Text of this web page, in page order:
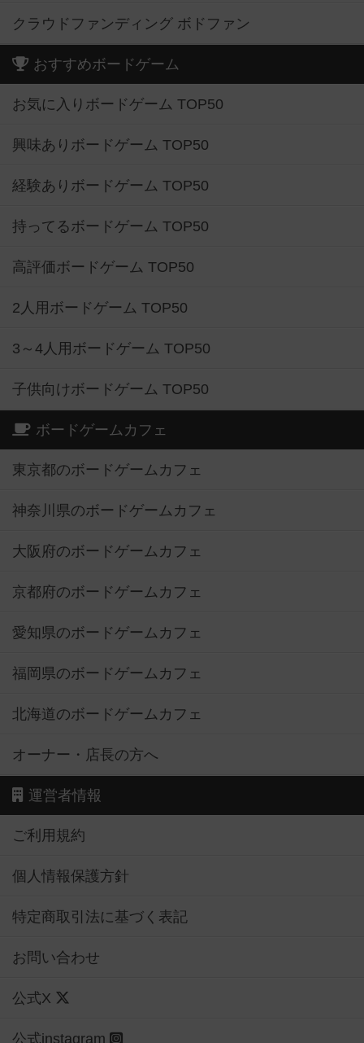
クラウドファンディング ボドファン
おすすめボードゲーム
お気に入りボードゲーム TOP50
興味ありボードゲーム TOP50
経験ありボードゲーム TOP50
持ってるボードゲーム TOP50
高評価ボードゲーム TOP50
2人用ボードゲーム TOP50
3～4人用ボードゲーム TOP50
子供向けボードゲーム TOP50
ボードゲームカフェ
東京都のボードゲームカフェ
神奈川県のボードゲームカフェ
大阪府のボードゲームカフェ
京都府のボードゲームカフェ
愛知県のボードゲームカフェ
福岡県のボードゲームカフェ
北海道のボードゲームカフェ
オーナー・店長の方へ
運営者情報
ご利用規約
個人情報保護方針
特定商取引法に基づく表記
お問い合わせ
公式X
公式instagram